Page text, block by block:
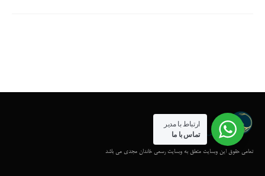
تمامی حقوق این وبسایت متعلق به وبسایت رسمی خاندان مجدی می باشد
ارتباط با مدیر
تماس با ما